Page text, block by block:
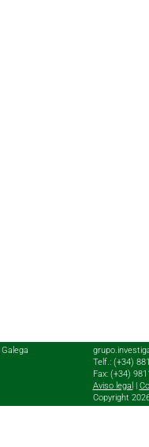
Telf.: (+34)
Fax: (+34)
Aviso legal
Copyright